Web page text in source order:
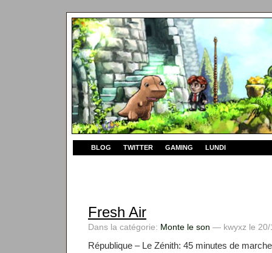
BLOG TWITTER GAMING LUNDI
Fresh Air
Dans la catégorie: Monte le son — kwyxz le 20/
République – Le Zénith: 45 minutes de